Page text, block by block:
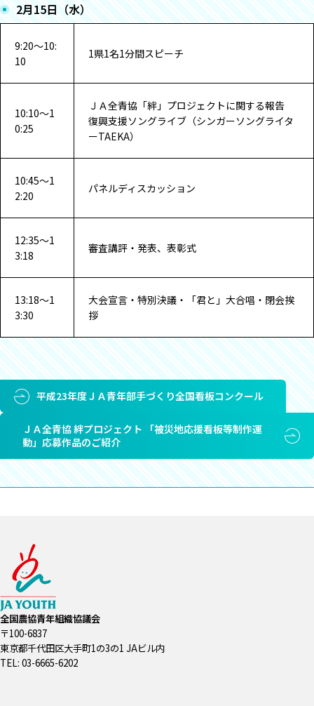
2月15日（水）
9:20～10:
10
1県1名1分間スピーチ
10:10～1
0:25
ＪＡ全青協「絆」プロジェクトに関する報告
復興支援ソングライブ（シンガーソングライタ
ーTAEKA）
10:45～1
2:20
パネルディスカッション
12:35～1
3:18
審査講評・発表、表彰式
13:18～1
3:30
大会宣言・特別決議・「君と」大合唱・閉会挨
拶
平成23年度ＪＡ青年部手づくり全国看板コンクール
ＪＡ全青協 絆プロジェクト 「被災地応援看板等制作運
動」応募作品のご紹介
全国農協青年組織協議会
〒100-6837
東京都千代田区大手町1の3の1 JAビル内
TEL: 03-6665-6202